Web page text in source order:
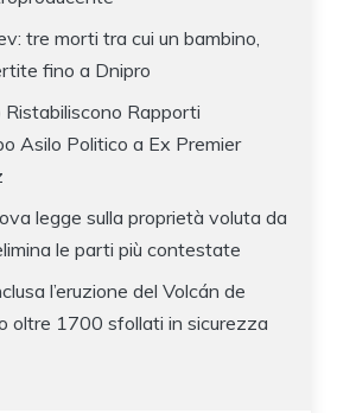
tre morti tra cui un bambino,
fino a Dnipro
Ristabiliscono Rapporti
Asilo Politico a Ex Premier
legge sulla proprietà voluta da
le parti più contestate
l’eruzione del Volcán de
oltre 1700 sfollati in sicurezza